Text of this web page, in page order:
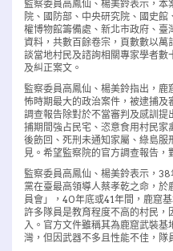
監察委員高鳳仙、楊美鈴表示，
院、國防部、中央研究院、國史
權博物館籌備處、新北市政府、
資料，共數百餘卷宗，頁數數以
談當地村民及諮詢相關專家學者
及糾正案文。
監察委員高鳳仙、楊美鈴指出，
怖時期最大的政治案件，被逮捕及
調查報告除對於不當審判及感訓
捕期間強占民宅、恣意食用村民
後飭回、死刑未通知家屬、綠島
見。希望監察院的官方調查報告，
監察委員高鳳仙、楊美鈴表示，
黨在臺最高領導人蔡孝乾之命，
員會」，40年底或41年間，鹿窟
許多隊員是教育程度不高的村民
入。官方文件雖稱其為鹿窟武裝
灣，但因武器不多且性能不佳，隊